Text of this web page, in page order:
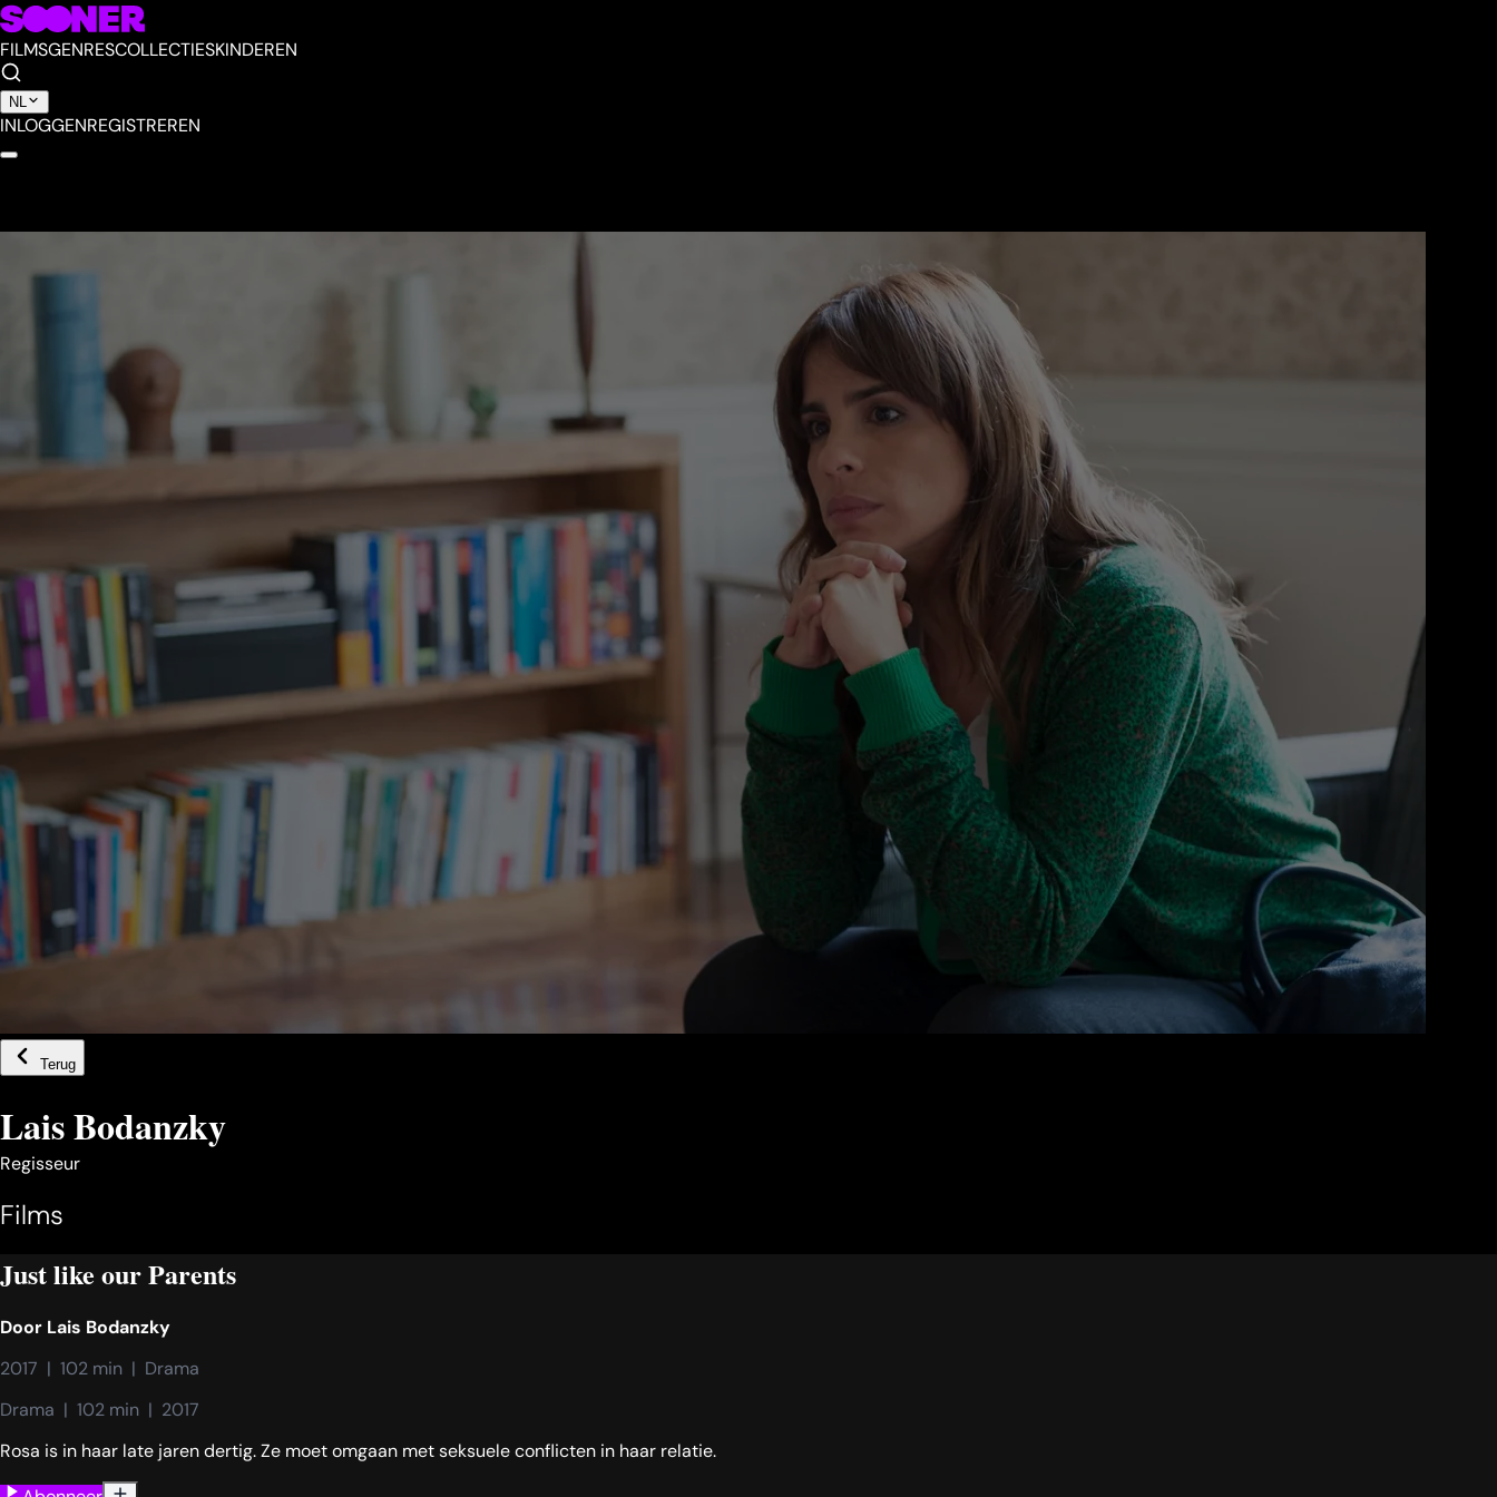
FILMSGENRESCOLLECTIESKINDEREN
NL
INLOGGENREGISTREREN
Terug
Lais Bodanzky
Regisseur
Films
Just like our Parents
Door Lais Bodanzky
2017  |  102 min  |  Drama
Drama  |  102 min  |  2017
Rosa is in haar late jaren dertig. Ze moet omgaan met seksuele conflicten in haar relatie.